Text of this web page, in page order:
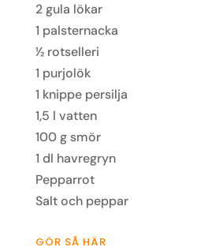
2 gula lökar
1 palsternacka
1⁄2 rotselleri
1 purjolök
1 knippe persilja
1,5 l vatten
100 g smör
1 dl havregryn
Pepparrot
Salt och peppar
GÖR SÅ HÄR